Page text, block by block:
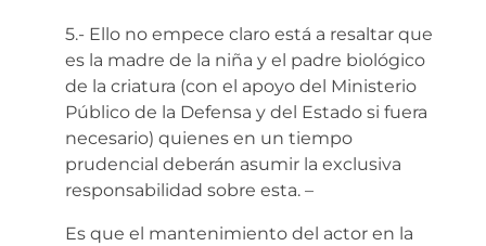
5.- Ello no empece claro está a resaltar que
es la madre de la niña y el padre biológico
de la criatura (con el apoyo del Ministerio
Público de la Defensa y del Estado si fuera
necesario) quienes en un tiempo
prudencial deberán asumir la exclusiva
responsabilidad sobre esta. –
Es que el mantenimiento del actor en la